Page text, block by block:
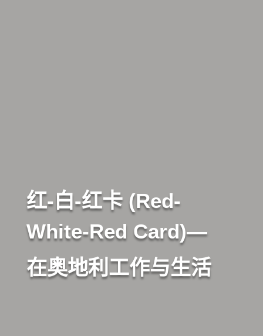
红-白-红卡 (Red-
White-Red Card)—
在奥地利工作与生活